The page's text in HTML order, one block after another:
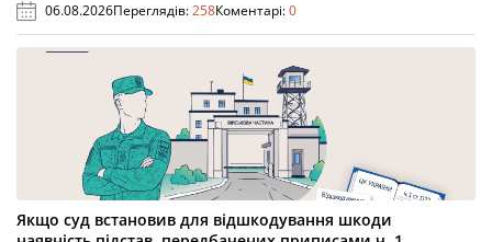
06.08.2026Переглядів:258Коментарі:0
Якщо суд встановив для відшкодування шкоди